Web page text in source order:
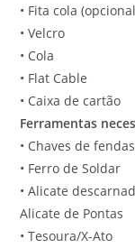
• Fita cola
• Velcro
• Cola
• Flat Cable
• Caixa de cartão
Ferramentas
• Chaves de
• Ferro de Soldar
• Alicate
Alicate de Pontas
• Tesoura/X-Ato